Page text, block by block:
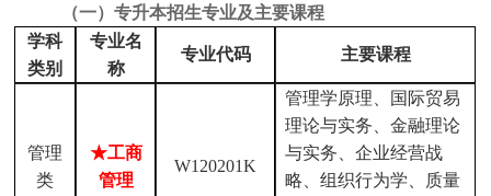
（一）专升本招生专业及主要课程
学科
类别
专业名
称
专业代码 主要课程
管理
类
★工商
管理
W120201K
管理学原理、国际贸易
理论与实务、金融理论
与实务、企业经营战
略、组织行为学、质量